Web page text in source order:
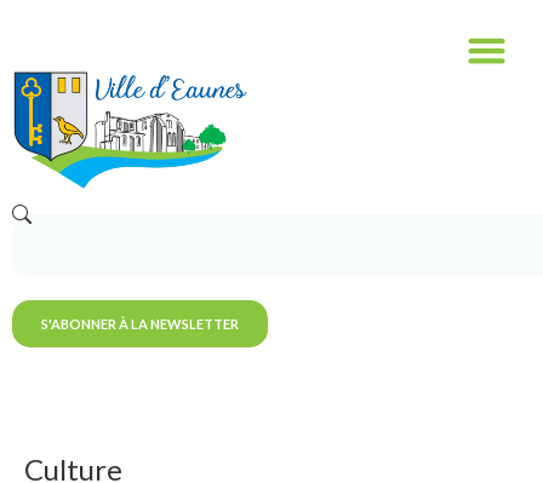
S'ABONNER À LA NEWSLETTER
Culture